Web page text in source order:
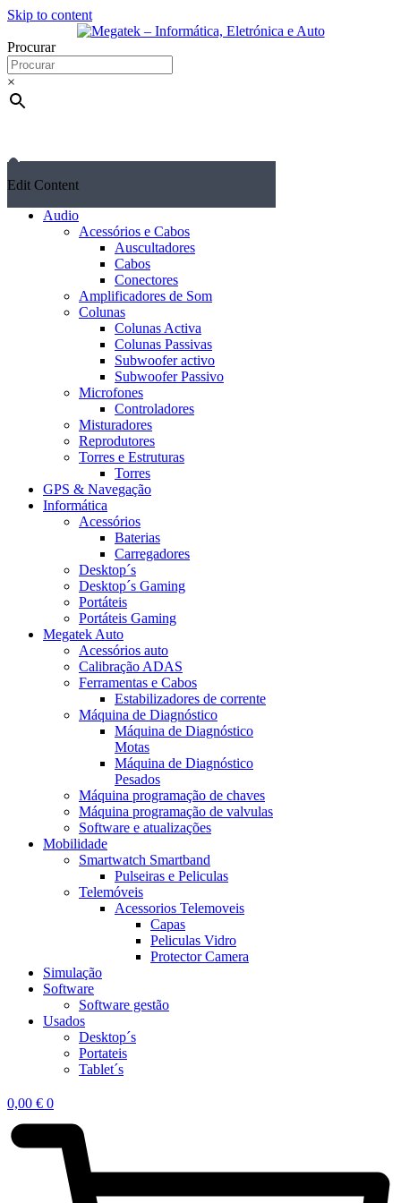
Skip to content
Procurar
×
Edit Content
Audio
Acessórios e Cabos
Auscultadores
Cabos
Conectores
Amplificadores de Som
Colunas
Colunas Activa
Colunas Passivas
Subwoofer activo
Subwoofer Passivo
Microfones
Controladores
Misturadores
Reprodutores
Torres e Estruturas
Torres
GPS & Navegação
Informática
Acessórios
Baterias
Carregadores
Desktop´s
Desktop´s Gaming
Portáteis
Portáteis Gaming
Megatek Auto
Acessórios auto
Calibração ADAS
Ferramentas e Cabos
Estabilizadores de corrente
Máquina de Diagnóstico
Máquina de Diagnóstico
Motas
Máquina de Diagnóstico
Pesados
Máquina programação de chaves
Máquina programação de valvulas
Software e atualizações
Mobilidade
Smartwatch Smartband
Pulseiras e Peliculas
Telemóveis
Acessorios Telemoveis
Capas
Peliculas Vidro
Protector Camera
Simulação
Software
Software gestão
Usados
Desktop´s
Portateis
Tablet´s
0,00 € 0